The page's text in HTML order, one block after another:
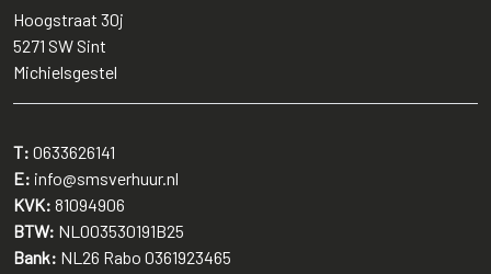
Hoogstraat 30j
5271 SW Sint
Michielsgestel
T: 0633626141
E: info@smsverhuur.nl
KVK: 81094906
BTW: NL003530191B25
Bank: NL26 Rabo 0361923465